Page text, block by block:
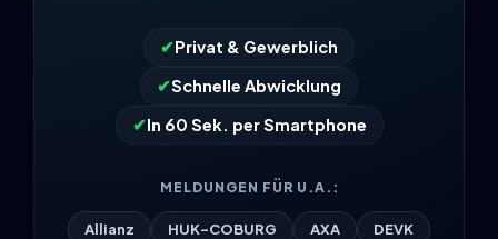
✔Privat & Gewerblich
✔Schnelle Abwicklung
✔In 60 Sek. per Smartphone
MELDUNGEN FÜR U.A.:
Allianz HUK-COBURG AXA DEVK